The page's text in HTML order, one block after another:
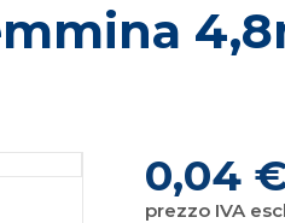
0,04
prezzo IVA